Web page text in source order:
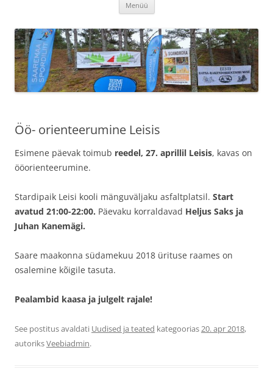
Menüü
Öö- orienteerumine Leisis
Esimene päevak toimub reedel, 27. aprillil Leisis, kavas on
ööorienteerumine.
Stardipaik Leisi kooli mänguväljaku asfaltplatsil. Start
avatud 21:00-22:00. Päevaku korraldavad Heljus Saks ja
Juhan Kanemägi.
Saare maakonna südamekuu 2018 ürituse raames on
osalemine kõigile tasuta.
Pealambid kaasa ja julgelt rajale!
See postitus avaldati Uudised ja teated kategoorias20. apr 2018,
autoriksVeebiadmin.